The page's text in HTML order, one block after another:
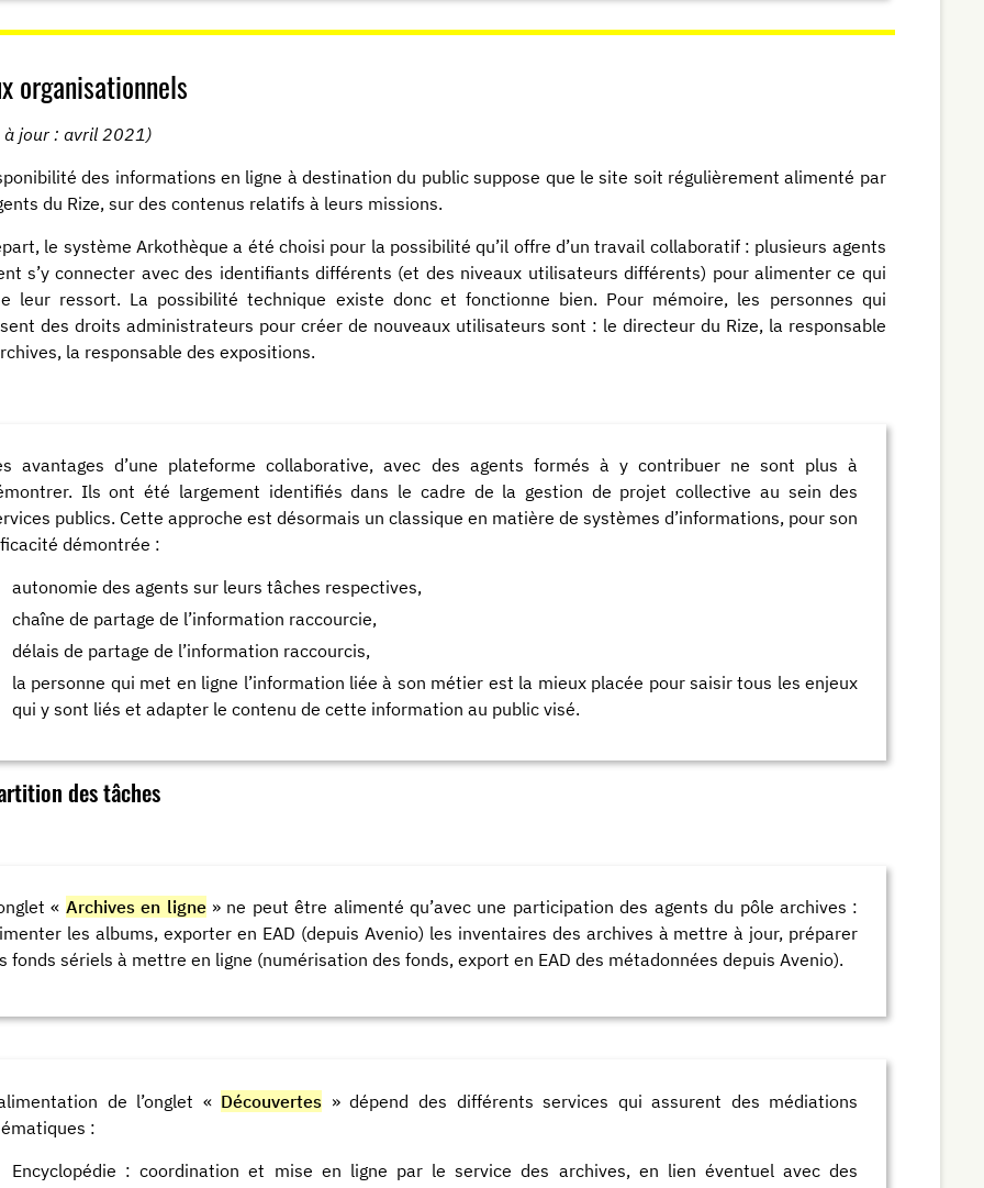
organisationnels
à jour : avril 2021)
des informations en ligne à destination du public suppose que le site soit régulièrement alimenté par
du Rize, sur des contenus relatifs à leurs missions.
le système Arkothèque a été choisi pour la possibilité qu’il offre d’un travail collaboratif : plusieurs agents
s’y connecter avec des identifiants différents (et des niveaux utilisateurs différents) pour alimenter ce qui
leur ressort. La possibilité technique existe donc et fonctionne bien. Pour mémoire, les personnes qui
des droits administrateurs pour créer de nouveaux utilisateurs sont : le directeur du Rize, la responsable
la responsable des expositions.
avantages d’une plateforme collaborative, avec des agents formés à y contribuer ne sont plus à
Ils ont été largement identifiés dans le cadre de la gestion de projet collective au sein des
publics. Cette approche est désormais un classique en matière de systèmes d’informations, pour son
démontrée :
autonomie des agents sur leurs tâches respectives,
chaîne de partage de l’information raccourcie,
délais de partage de l’information raccourcis,
la personne qui met en ligne l’information liée à son métier est la mieux placée pour saisir tous les enjeux
qui y sont liés et adapter le contenu de cette information au public visé.
des tâches
« Archives en ligne» ne peut être alimenté qu’avec une participation des agents du pôle archives :
les albums, exporter en EAD (depuis Avenio) les inventaires des archives à mettre à jour, préparer
fonds sériels à mettre en ligne (numérisation des fonds, export en EAD des métadonnées depuis Avenio).
de l’onglet « Découvertes » dépend des différents services qui assurent des médiations
:
Encyclopédie : coordination et mise en ligne par le service des archives, en lien éventuel avec des